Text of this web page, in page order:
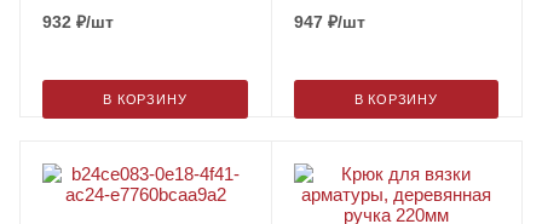
932 ₽/шт
В КОРЗИНУ
947₽/шт
В КОРЗИНУ